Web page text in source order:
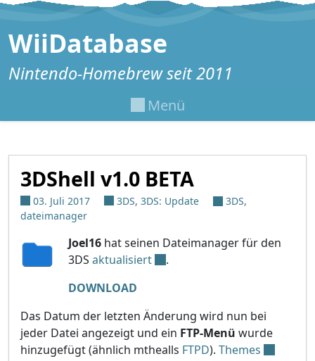
Zum Inhalt springen
WiiDatabase
Nintendo-Homebrew seit 2011
Menü
3DShell v1.0 BETA
03. Juli 2017 3DS, 3DS: Update 3DS,
dateimanager
Joel16 hat seinen Dateimanager für den
3DS aktualisiert
.
DOWNLOAD
Das Datum der letzten Änderung wird nun bei
jeder Datei angezeigt und ein FTP-Menü wurde
hinzugefügt (ähnlich mthealls FTPD). Themes